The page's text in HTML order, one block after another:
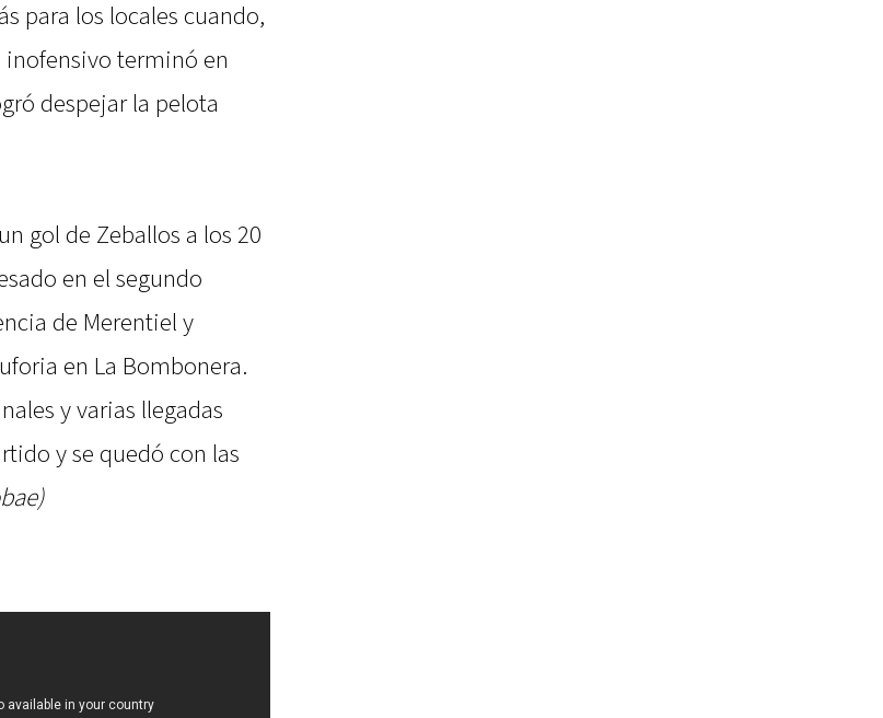
para los locales cuando,
terminó en
despejar la pelota
gol de Zeballos a los 20
en el segundo
de Merentiel y
en La Bombonera.
y varias llegadas
y se quedó con las